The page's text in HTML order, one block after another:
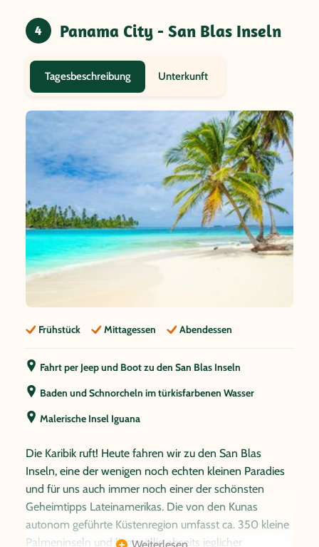
4 Panama City - San Blas Inseln
Tagesbeschreibung Unterkunft
Frühstück Mittagessen Abendessen
Fahrt per Jeep und Boot zu den San Blas Inseln
Baden und Schnorcheln im türkisfarbenen Wasser
Malerische Insel Iguana
Die Karibik ruft! Heute fahren wir zu den San Blas
Inseln, eine der wenigen noch echten kleinen Paradies
und für uns auch immer noch einer der schönsten
Geheimtipps Lateinamerikas. Die von den Kunas
autonom geführte Küstenregion umfasst ca. 350 kleine
Palmeninseln und liegt völlig abseits jeglicher